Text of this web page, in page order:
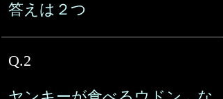
答えは２つ
Q.2